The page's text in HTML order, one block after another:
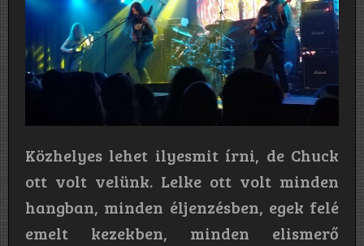
Közhelyes lehet ilyesmit írni, de Chuck
ott volt velünk. Lelke ott volt minden
hangban, minden éljenzésben, egek felé
emelt kezekben, minden elismerő